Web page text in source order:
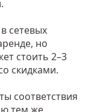
сетевых
но
стоить 2–3
скидками.
соответствия